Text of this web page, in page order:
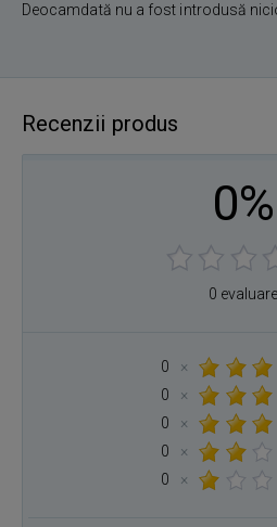
Deocamdată nu a fost introdusă
Recenzii produs
0%
0 evaluare
0
×
0
×
0
×
0
×
0
×